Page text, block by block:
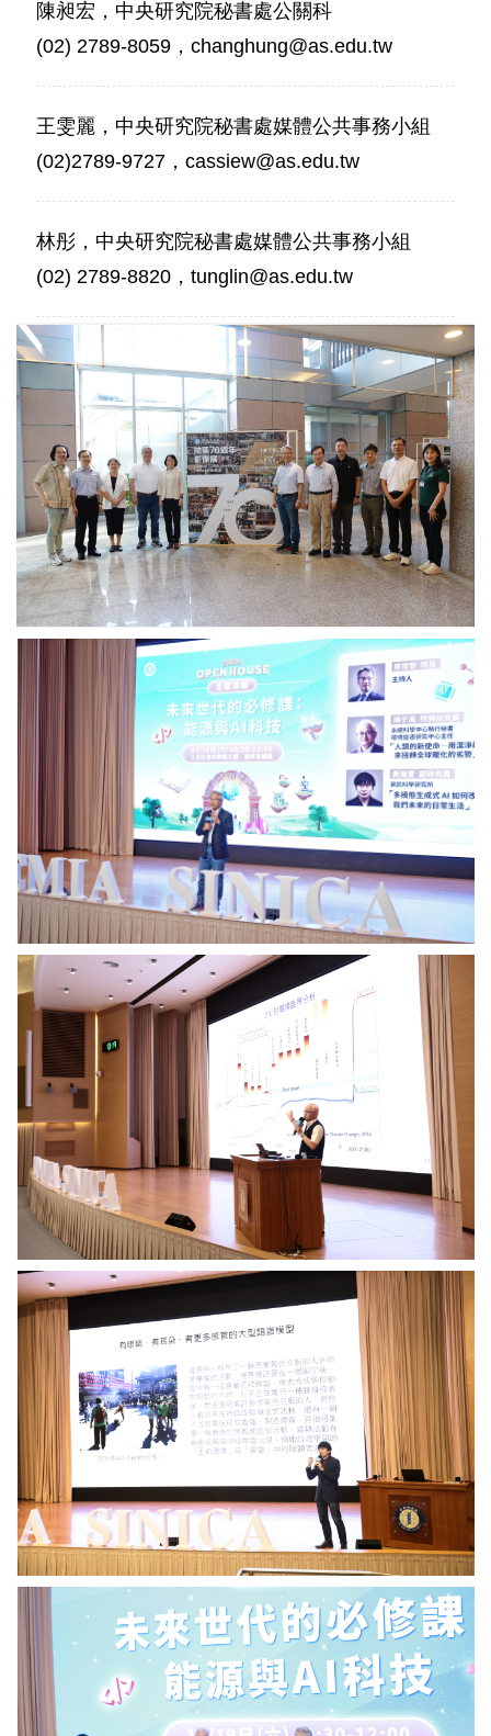
陳昶宏，中央研究院秘書處公關科
(02) 2789-8059，changhung@as.edu.tw
王雯麗，中央研究院秘書處媒體公共事務小組
(02)2789-9727，cassiew@as.edu.tw
林彤，中央研究院秘書處媒體公共事務小組
(02) 2789-8820，tunglin@as.edu.tw
「院
區
週
影
展」
開
幕
儀
式
與
會
者
合
放
主
題
演
講。
圖
／
中
研
供
環
變
中
于
主
任
主
講
「人
類
的
使
命
—
用
潔
能
來
扭
轉
全
球
暖
化
的
劣
勢」。
圖
／
中
研
院
提
資
訊
所
黃
萱
研
究
員
主
講
「多
模
態
生
成
式
AI
如
何
改
變
2024
中
研
院
院
區
開